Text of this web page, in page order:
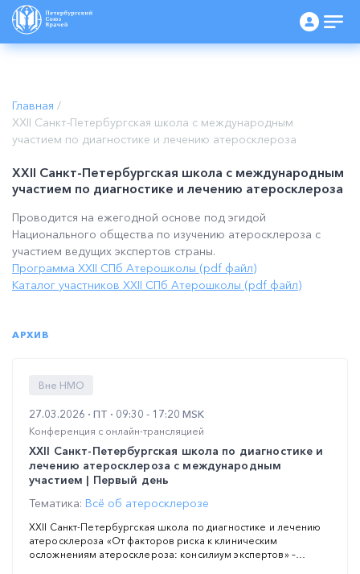
Программа XXII СПб Атерошколы (pdf файл)
Каталог участников XXII СПб Атерошколы (pdf файл)
">
Главная /
XXII Санкт-Петербургская школа с международным
участием по диагностике и лечению атеросклероза
XXII Санкт-Петербургская школа с международным
участием по диагностике и лечению атеросклероза
Проводится на ежегодной основе под эгидой
Национального общества по изучению атеросклероза с
участием ведущих экспертов страны.
Программа XXII СПб Атерошколы (pdf файл)
Каталог участников XXII СПб Атерошколы (pdf файл)
АРХИВ
Вне НМО
27.03.2026 ПТ 09:30 - 17:20 MSK
Конференция с онлайн-трансляцией
XXII Санкт-Петербургская школа по диагностике и
лечению атеросклероза с международным
участием | Первый день
Тематика: Всё об атеросклерозе
XXII Санкт-Петербургская школа по диагностике и лечению
атеросклероза «От факторов риска к клиническим
осложнениям атеросклероза: консилиум экспертов» –